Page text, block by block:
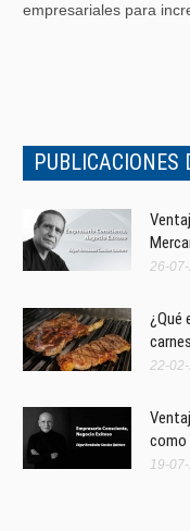
empresariales para
PUBLICACIONES
26-
¿Qué
carnes
22-
como
19-